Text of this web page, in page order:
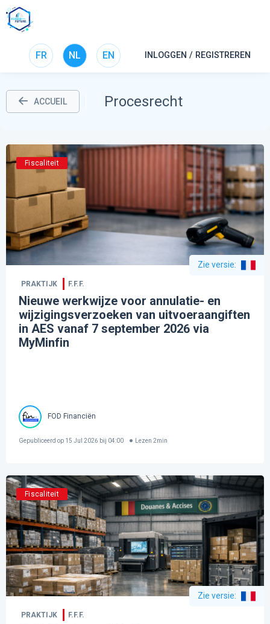
FR NL EN INLOGGEN / REGISTREREN
ACCUEIL Procesrecht
Fiscaliteit
Zie versie:
PRAKTIJK F.F.F.
Nieuwe werkwijze voor annulatie- en
wijzigingsverzoeken van uitvoeraangiften
in AES vanaf 7 september 2026 via
MyMinfin
FOD Financiën
Gepubliceerd op 15 Jul 2026 bij 04:00 Lezen 2min
Fiscaliteit
Zie versie:
PRAKTIJK F.F.F.